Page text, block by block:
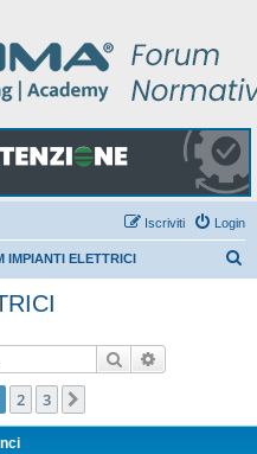
Login
Iscriviti
IMPIANTI ELETTRICI
Cerca
2 3